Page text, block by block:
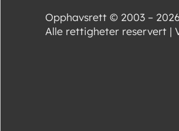
Opphavsrett © 2003 –
Alle rettigheter reservert |